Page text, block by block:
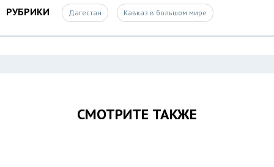
РУБРИКИ Дагестан Кавказ в большом мире
СМОТРИТЕ ТАКЖЕ